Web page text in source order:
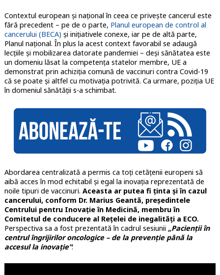
Contextul european și național în ceea ce privește cancerul este
fără precedent – pe de o parte, Planul european de control al
cancerului (BECA) și inițiativele conexe, iar pe de altă parte,
Planul național. În plus la acest context favorabil se adaugă
lecțiile și mobilizarea datorate pandemiei – deși sănătatea este
un domeniu lăsat la competența statelor membre, UE a
demonstrat prin achiziția comună de vaccinuri contra Covid-19
că se poate și altfel cu motivația potrivită. Ca urmare, poziția UE
în domeniul sănătății s-a schimbat.
Abordarea centralizată a permis ca toți cetățenii europeni să
aibă acces în mod echitabil și egal la inovația reprezentată de
noile tipuri de vaccinuri. Aceasta ar putea fi ținta și în cazul
cancerului, conform Dr. Marius Geantă, președintele
Centrului pentru Inovație în Medicină, membru în
Comitetul de conducere al Rețelei de inegalități a ECO.
Perspectiva sa a fost prezentată în cadrul sesiunii „Pacienții în
centrul îngrijirilor oncologice – de la prevenție până la
accesul la inovație”: